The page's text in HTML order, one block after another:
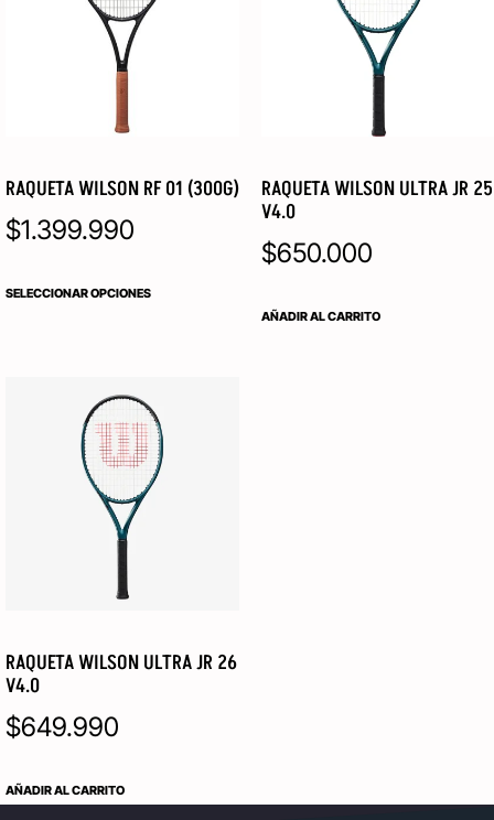
RAQUETA WILSON RF 01 (300G)
$1.399.990
SELECCIONAR OPCIONES
RAQUETA WILSON ULTRA JR 25
V4.0
$650.000
AÑADIR AL CARRITO
RAQUETA WILSON ULTRA JR 26
V4.0
$649.990
AÑADIR AL CARRITO